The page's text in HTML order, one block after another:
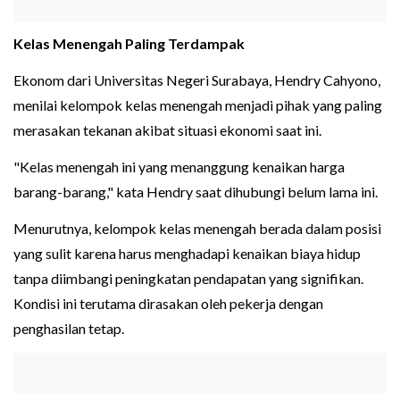
Kelas Menengah Paling Terdampak
Ekonom dari Universitas Negeri Surabaya, Hendry Cahyono,
menilai kelompok kelas menengah menjadi pihak yang paling
merasakan tekanan akibat situasi ekonomi saat ini.
"Kelas menengah ini yang menanggung kenaikan harga
barang-barang," kata Hendry saat dihubungi belum lama ini.
Menurutnya, kelompok kelas menengah berada dalam posisi
yang sulit karena harus menghadapi kenaikan biaya hidup
tanpa diimbangi peningkatan pendapatan yang signifikan.
Kondisi ini terutama dirasakan oleh pekerja dengan
penghasilan tetap.